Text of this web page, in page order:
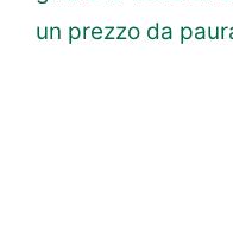
un prezzo da